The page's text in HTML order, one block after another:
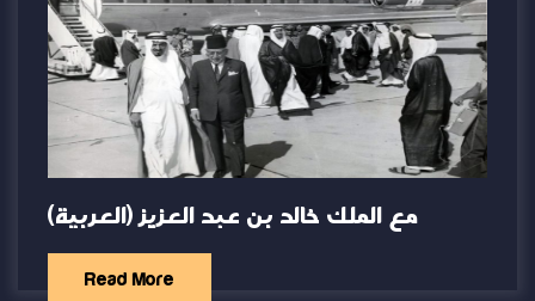
(العربية) مع الملك خالد بن عبد العزيز
Read More